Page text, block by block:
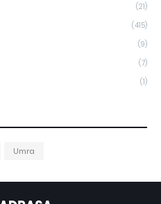
(21)
(415)
(9)
(7)
(1)
Umra